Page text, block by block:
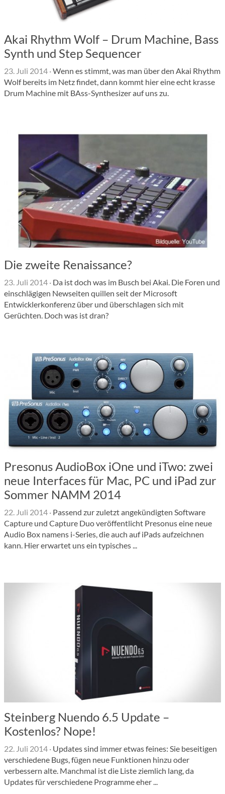
Akai Rhythm Wolf – Drum Machine, Bass
Synth und Step Sequencer
23. Juli 2014 ·Wenn es stimmt, was man über den Akai Rhythm
Wolf bereits im Netz findet, dann kommt hier eine echt krasse
Drum Machine mit BAss-Synthesizer auf uns zu.
Die zweite Renaissance?
23. Juli 2014 · Da ist doch was im Busch bei Akai. Die Foren und
einschlägigen Newseiten quillen seit der Microsoft
Entwicklerkonferenz über und überschlagen sich mit
Gerüchten. Doch was ist dran?
Presonus AudioBox iOne und iTwo: zwei
neue Interfaces für Mac, PC und iPad zur
Sommer NAMM 2014
22. Juli 2014 · Passend zur zuletzt angekündigten Software
Capture und Capture Duo veröffentlicht Presonus eine neue
Audio Box namens i-Series, die auch auf iPads aufzeichnen
kann. Hier erwartet uns ein typisches ...
Steinberg Nuendo 6.5 Update –
Kostenlos? Nope!
22. Juli 2014 · Updates sind immer etwas feines: Sie beseitigen
verschiedene Bugs, fügen neue Funktionen hinzu oder
verbessern alte. Manchmal ist die Liste ziemlich lang, da
Updates für verschiedene Programme eher ...